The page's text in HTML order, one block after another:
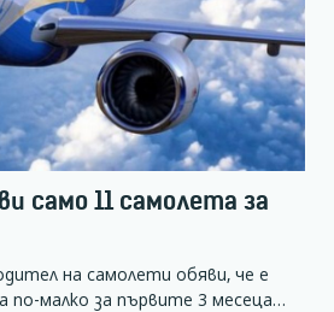
само 11 самолета за
на самолети обяви, че е
по-малко за първите 3 месеца…